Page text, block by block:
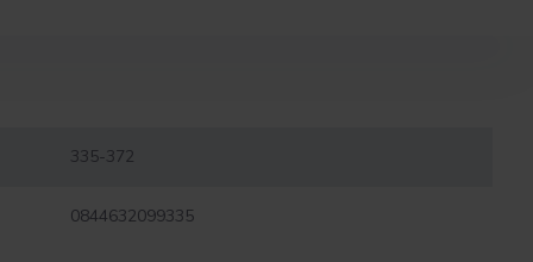
335-372
0844632099335